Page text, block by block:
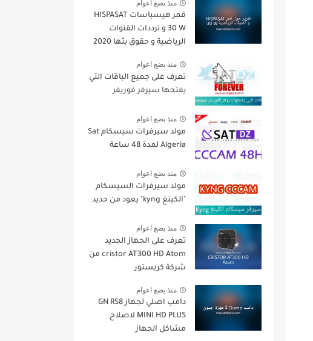
منذ بضع اعوام
قمر هيسباسات HISPASAT
30 W و ترددات القنوات
الرياضية و حقوق بثها 2020
منذ بضع اعوام
تعرف على جميع الباقات التي
يفتحها سيرفر فوريفر
منذ بضع اعوام
مولد سيرفرات سيسكام Sat
Algeria لمدة 48 ساعة
منذ بضع اعوام
مولد سيرفرات السيسكام
"الكينغ kyng" يعود من جديد
منذ بضع اعوام
تعرف على الجهاز الجديد
cristor AT300 HD Atom من
شركة كريستور
منذ بضع اعوام
دامب اصلي لجهاز GN RS8
MINI HD PLUS لاصلاح
مشاكل الجهاز